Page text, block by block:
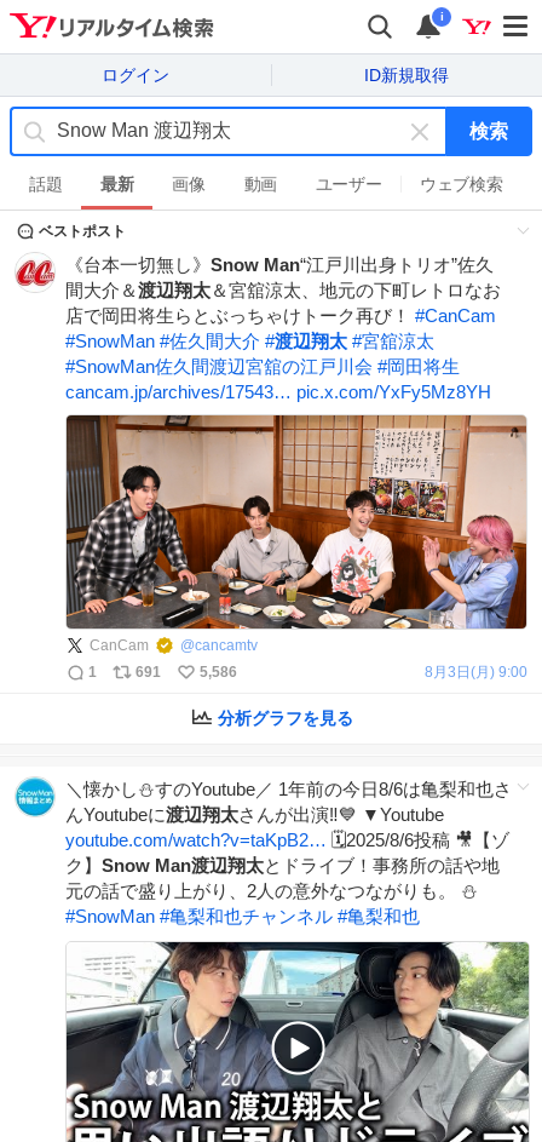
i
ログイン ID新規取得
キ
ー
ワ
ド
を
消
す
検索
話題 最新 画像 動画 ユーザー ウェブ検索
ベストポスト
《台本一切無し》 Snow Man“江戸川出身トリオ”佐久
間大介＆渡辺翔太＆宮舘涼太、地元の下町レトロなお
店で岡田将生らとぶっちゃけトーク再び！ #CanCam
#SnowMan #佐久間大介 #渡辺翔太 #宮舘涼太
#SnowMan佐久間渡辺宮舘の江戸川会 #岡田将生
cancam.jp/archives/17543… pic.x.com/YxFy5Mz8YH
CanCam @cancamtv
1
691 5,586 8月3日(月) 9:00
分析グラフを見る
＼懐かし⛄️すのYoutube／ 1年前の今日8/6は亀梨和也さ
んYoutubeに渡辺翔太さんが出演‼️💙 ▼Youtube
youtube.com/watch?v=taKpB2… 🗓️2025/8/6投稿 🎥【ゾ
ク】 Snow Man渡辺翔太とドライブ！事務所の話や地
元の話で盛り上がり、2人の意外なつながりも。 ⛄️
#SnowMan #亀梨和也チャンネル #亀梨和也